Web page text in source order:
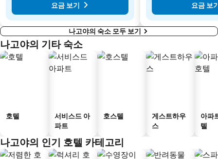
요금 보기
요금 보
나고야의 숙소 모두 보기
나고야의 기타 숙소
호텔
서비스드 아
파트
호스텔
게스트하우
스
아파
텔
나고야의 인기 호텔 카테고리